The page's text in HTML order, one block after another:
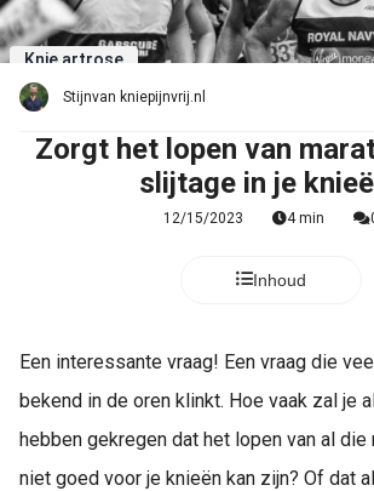
Knie artrose
Stijnvan kniepijnvrij.nl
Zorgt het lopen van
slijtage in je
12/15/2023 4 min
Inhoud
Een interessante vraag! Een vraag die
bekend in de oren klinkt. Hoe vaak zal je
hebben gekregen dat het lopen van al die
niet goed voor je knieën kan zijn? Of dat
zijn
om
te
Ze
worden